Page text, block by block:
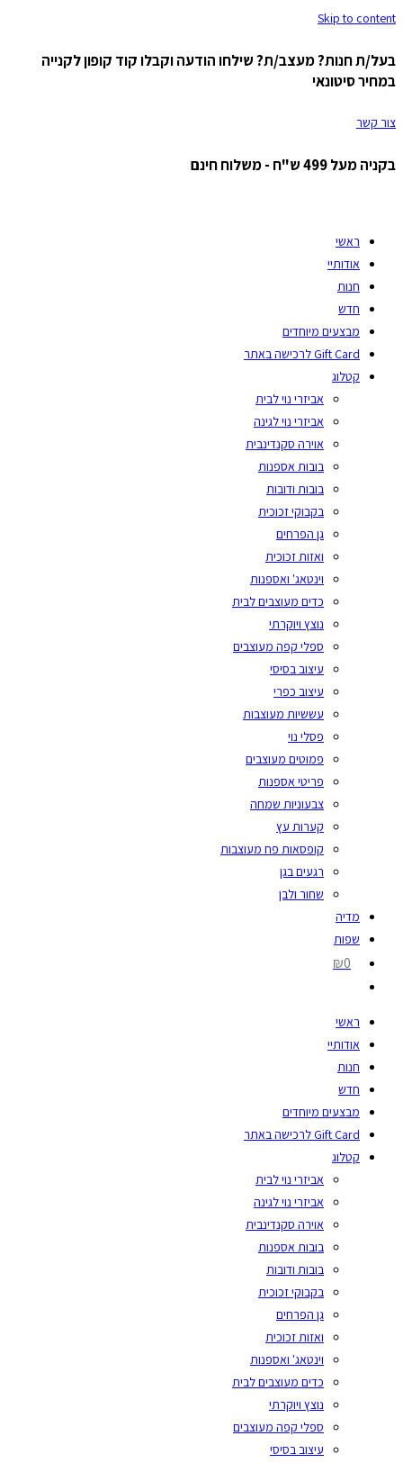
Skip to content
בעל/ת חנות? מעצב/ת? שילחו הודעה וקבלו קוד קופון לקנייה
במחיר סיטונאי
צור קשר
בקניה מעל 499 ש"ח - משלוח חינם
ראשי
אודותיי
חנות
חדש
מבצעים מיוחדים
Gift Card לרכישה באתר
קטלוג
אביזרי נוי לבית
אביזרי נוי לגינה
אוירה סקנדינבית
בובות אספנות
בובות ודובות
בקבוקי זכוכית
גן הפרחים
ואזות זכוכית
וינטאג' ואספנות
כדים מעוצבים לבית
נוצץ ויוקרתי
ספלי קפה מעוצבים
עיצוב בסיסי
עיצוב כפרי
עששיות מעוצבות
פסלי נוי
פמוטים מעוצבים
פריטי אספנות
צבעוניות שמחה
קערות עץ
קופסאות פח מעוצבות
רגעים בגן
שחור ולבן
מדיה
שפות
₪0
ראשי
אודותיי
חנות
חדש
מבצעים מיוחדים
Gift Card לרכישה באתר
קטלוג
אביזרי נוי לבית
אביזרי נוי לגינה
אוירה סקנדינבית
בובות אספנות
בובות ודובות
בקבוקי זכוכית
גן הפרחים
ואזות זכוכית
וינטאג' ואספנות
כדים מעוצבים לבית
נוצץ ויוקרתי
ספלי קפה מעוצבים
עיצוב בסיסי